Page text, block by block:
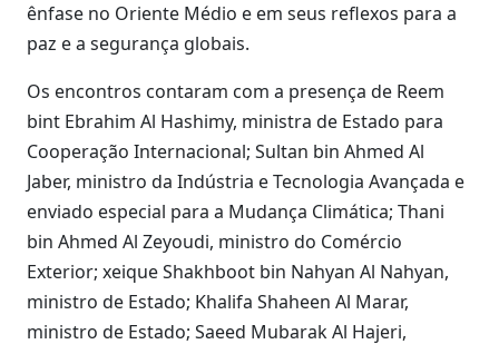
ênfase no Oriente Médio e em seus reflexos para a
paz e a segurança globais.
Os encontros contaram com a presença de Reem
bint Ebrahim Al Hashimy, ministra de Estado para
Cooperação Internacional; Sultan bin Ahmed Al
Jaber, ministro da Indústria e Tecnologia Avançada e
enviado especial para a Mudança Climática; Thani
bin Ahmed Al Zeyoudi, ministro do Comércio
Exterior; xeique Shakhboot bin Nahyan Al Nahyan,
ministro de Estado; Khalifa Shaheen Al Marar,
ministro de Estado; Saeed Mubarak Al Hajeri,